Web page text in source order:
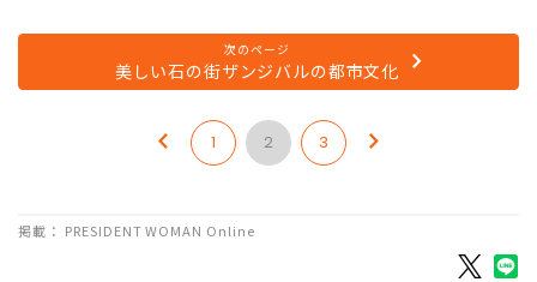
次のページ
美しい石の街ザンジバルの都市文化
1 2 3
掲載： PRESIDENT WOMAN Online